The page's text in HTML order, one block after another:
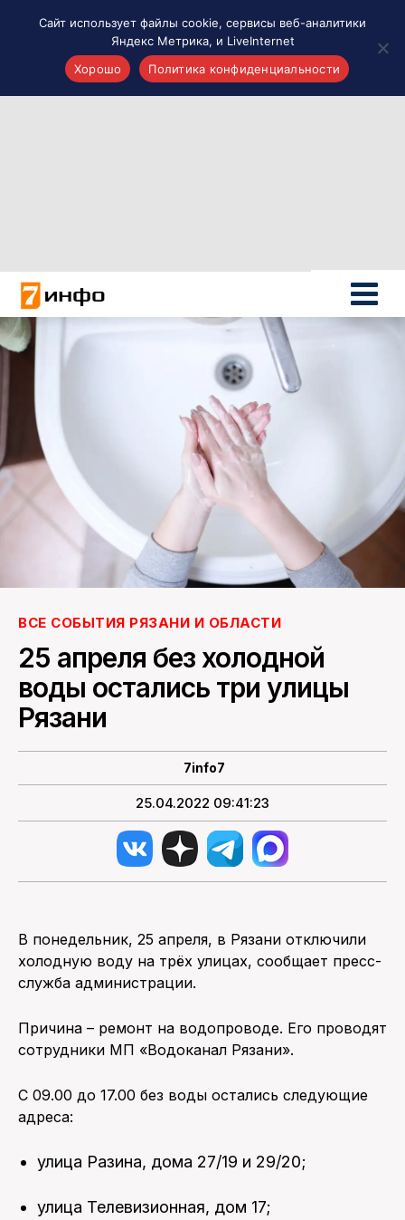
Новости России
Политика
Новости мира
Все материалы 7инфо
ПОИСК ПО САЙТУ
ВСЕ СОБЫТИЯ РЯЗАНИ И ОБЛАСТИ
25 апреля без холодной
воды остались три улицы
Рязани
7info7
25.04.2022 09:41:23
В понедельник, 25 апреля, в Рязани отключили
холодную воду на трёх улицах, сообщает пресс-
служба администрации.
Причина – ремонт на водопроводе. Его проводят
сотрудники МП «Водоканал Рязани».
С 09.00 до 17.00 без воды остались следующие
адреса:
улица Разина, дома 27/19 и 29/20;
улица Телевизионная, дом 17;
Сайт использует файлы cookie, сервисы веб-аналитики
Яндекс Метрика, и LiveInternet
Хорошо
Политика конфиденциальности